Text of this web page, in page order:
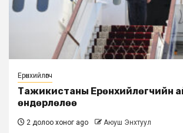
Ерөнхийлөгч
Тажикистаны Ерөнхийлөгчийн
өндөрлөлөө
2 долоо хоног ago Аюуш Энхтуул